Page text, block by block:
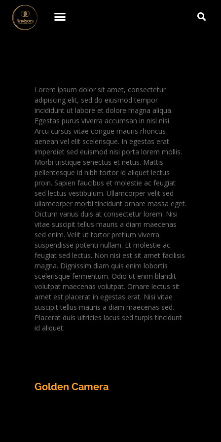
Lorem ipsum dolor sit amet, consectetur
adipiscing elit, sed do eiusmod tempor
incididunt ut labore et dolore magna aliqua.
Egestas purus viverra accumsan in nisl nisi.
Arcu cursus vitae congue mauris rhoncus
aenean vel elit scelerisque. In egestas erat
imperdiet sed euismod nisi porta lorem mollis.
Morbi tristique senectus et netus. Mattis
pellentesque id nibh tortor id aliquet lectus
proin. Sapien faucibus et molestie ac feugiat
sed lectus vestibulum. Ullamcorper velit sed
ullamcorper morbi tincidunt ornare massa eget.
Dictum varius duis at consectetur lorem. Nisi
vitae suscipit tellus mauris a diam maecenas
sed enim. Velit ut tortor pretium viverra
suspendisse potenti nullam. Et molestie ac
feugiat sed lectus. Non nisi est sit amet facilisis
magna. Dignissim diam quis enim lobortis
scelerisque fermentum. Odio ut enim blandit
volutpat maecenas volutpat. Ornare lectus sit
amet est placerat in egestas erat. Nisi vitae
suscipit tellus mauris a diam maecenas sed.
Placerat duis ultricies lacus sed turpis tincidunt
id aliquet.
Golden Camera